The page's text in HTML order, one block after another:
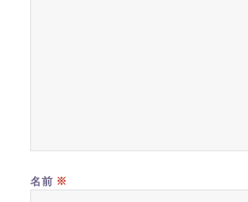
名前 ※